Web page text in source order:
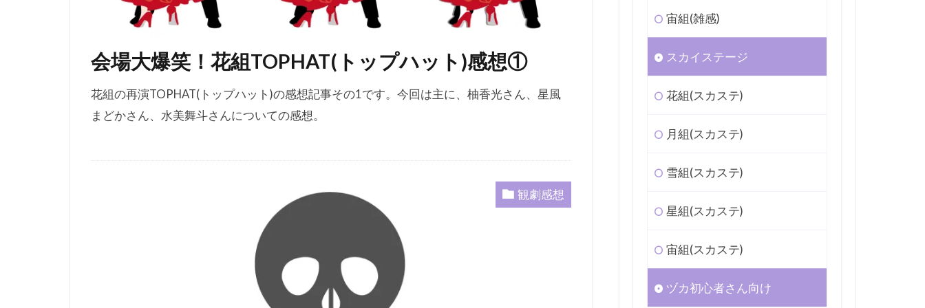
会場大爆笑！花組TOPHAT(トップハット)感想①
花組の再演TOPHAT(トップハット)の感想記事その1です。今回は主に、柚香光さん、星風
まどかさん、水美舞斗さんについての感想。
観劇感想
宙組(雑感)
スカイステージ
花組(スカステ)
月組(スカステ)
雪組(スカステ)
星組(スカステ)
宙組(スカステ)
ヅカ初心者さん向け